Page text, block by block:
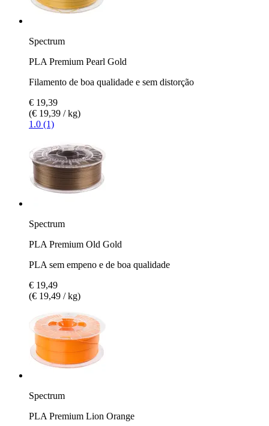
Spectrum
PLA Premium Pearl Gold
Filamento de boa qualidade e sem distorção
€ 19,39
(€ 19,39 / kg)
1.0 (1)
Spectrum
PLA Premium Old Gold
PLA sem empeno e de boa qualidade
€ 19,49
(€ 19,49 / kg)
Spectrum
PLA Premium Lion Orange